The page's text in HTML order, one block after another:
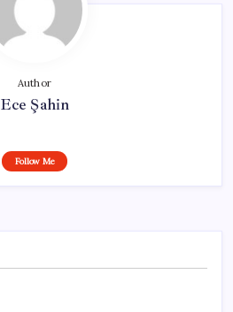
Author
Ece Şahin
Follow Me